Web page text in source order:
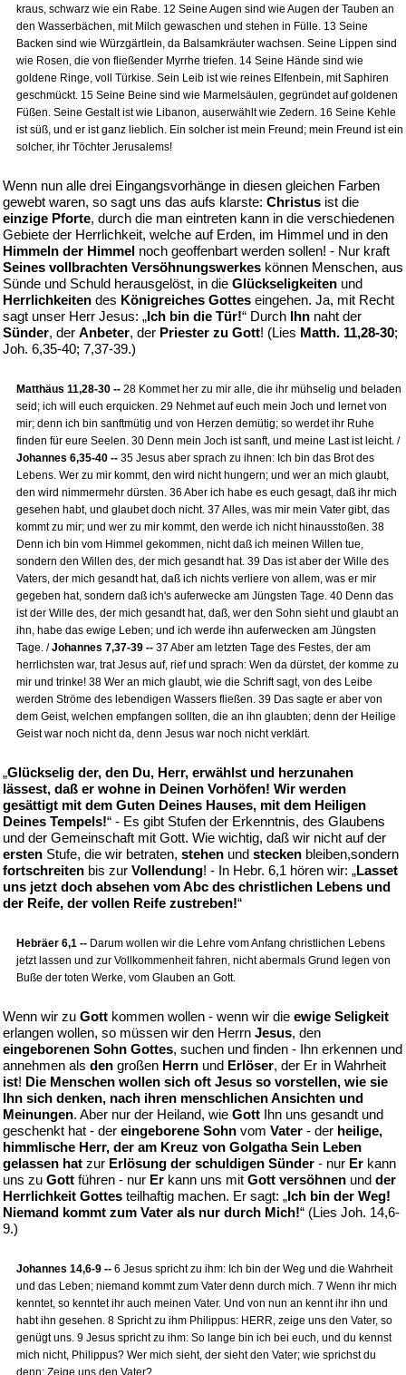
kraus, schwarz wie ein Rabe. 12 Seine Augen sind wie Augen der Tauben an
den Wasserbächen, mit Milch gewaschen und stehen in Fülle. 13 Seine
Backen sind wie Würzgärtlein, da Balsamkräuter wachsen. Seine Lippen sind
wie Rosen, die von fließender Myrrhe triefen. 14 Seine Hände sind wie
goldene Ringe, voll Türkise. Sein Leib ist wie reines Elfenbein, mit Saphiren
geschmückt. 15 Seine Beine sind wie Marmelsäulen, gegründet auf goldenen
Füßen. Seine Gestalt ist wie Libanon, auserwählt wie Zedern. 16 Seine Kehle
ist süß, und er ist ganz lieblich. Ein solcher ist mein Freund; mein Freund ist ein
solcher, ihr Töchter Jerusalems!
Wenn nun alle drei Eingangsvorhänge in diesen gleichen Farben
gewebt waren, so sagt uns das aufs klarste: Christus ist die
einzige Pforte, durch die man eintreten kann in die verschiedenen
Gebiete der Herrlichkeit, welche auf Erden, im Himmel und in den
Himmeln der Himmel noch geoffenbart werden sollen! - Nur kraft
Seines vollbrachten Versöhnungswerkes können Menschen, aus
Sünde und Schuld herausgelöst, in die Glückseligkeiten und
Herrlichkeiten des Königreiches Gottes eingehen. Ja, mit Recht
sagt unser Herr Jesus: „Ich bin die Tür!“ Durch Ihn naht der
Sünder, der Anbeter, der Priester zu Gott! (Lies Matth. 11,28-30;
Joh. 6,35-40; 7,37-39.)
Matthäus 11,28-30 -- 28 Kommet her zu mir alle, die ihr mühselig und beladen
seid; ich will euch erquicken. 29 Nehmet auf euch mein Joch und lernet von
mir; denn ich bin sanftmütig und von Herzen demütig; so werdet ihr Ruhe
finden für eure Seelen. 30 Denn mein Joch ist sanft, und meine Last ist leicht. /
Johannes 6,35-40 -- 35 Jesus aber sprach zu ihnen: Ich bin das Brot des
Lebens. Wer zu mir kommt, den wird nicht hungern; und wer an mich glaubt,
den wird nimmermehr dürsten. 36 Aber ich habe es euch gesagt, daß ihr mich
gesehen habt, und glaubet doch nicht. 37 Alles, was mir mein Vater gibt, das
kommt zu mir; und wer zu mir kommt, den werde ich nicht hinausstoßen. 38
Denn ich bin vom Himmel gekommen, nicht daß ich meinen Willen tue,
sondern den Willen des, der mich gesandt hat. 39 Das ist aber der Wille des
Vaters, der mich gesandt hat, daß ich nichts verliere von allem, was er mir
gegeben hat, sondern daß ich's auferwecke am Jüngsten Tage. 40 Denn das
ist der Wille des, der mich gesandt hat, daß, wer den Sohn sieht und glaubt an
ihn, habe das ewige Leben; und ich werde ihn auferwecken am Jüngsten
Tage. /Johannes 7,37-39 -- 37 Aber am letzten Tage des Festes, der am
herrlichsten war, trat Jesus auf, rief und sprach: Wen da dürstet, der komme zu
mir und trinke! 38 Wer an mich glaubt, wie die Schrift sagt, von des Leibe
werden Ströme des lebendigen Wassers fließen. 39 Das sagte er aber von
dem Geist, welchen empfangen sollten, die an ihn glaubten; denn der Heilige
Geist war noch nicht da, denn Jesus war noch nicht verklärt.
„Glückselig der, den Du, Herr, erwählst und herzunahen
lässest, daß er wohne in Deinen Vorhöfen! Wir werden
gesättigt mit dem Guten Deines Hauses, mit dem Heiligen
Deines Tempels!“ - Es gibt Stufen der Erkenntnis, des Glaubens
und der Gemeinschaft mit Gott. Wie wichtig, daß wir nicht auf der
ersten Stufe, die wir betraten, stehen und stecken bleiben,sondern
fortschreiten bis zur Vollendung! - In Hebr. 6,1 hören wir: „Lasset
uns jetzt doch absehen vom Abc des christlichen Lebens und
der Reife, der vollen Reife zustreben!“
Hebräer 6,1 -- Darum wollen wir die Lehre vom Anfang christlichen Lebens
jetzt lassen und zur Vollkommenheit fahren, nicht abermals Grund legen von
Buße der toten Werke, vom Glauben an Gott.
Wenn wir zu Gott kommen wollen - wenn wir die ewige Seligkeit
erlangen wollen, so müssen wir den Herrn Jesus, den
eingeborenen Sohn Gottes, suchen und finden - Ihn erkennen und
annehmen als den großen Herrn und Erlöser, der Er in Wahrheit
ist! Die Menschen wollen sich oft Jesus so vorstellen, wie sie
Ihn sich denken, nach ihren menschlichen Ansichten und
Meinungen. Aber nur der Heiland, wie Gott Ihn uns gesandt und
geschenkt hat - der eingeborene Sohn vom Vater - der heilige,
himmlische Herr, der am Kreuz von Golgatha Sein Leben
gelassen hat zur Erlösung der schuldigen Sünder - nur Er kann
uns zu Gott führen - nur Er kann uns mit Gott versöhnen und der
Herrlichkeit Gottes teilhaftig machen. Er sagt: „Ich bin der Weg!
Niemand kommt zum Vater als nur durch Mich!“ (Lies Joh. 14,6-
9.)
Johannes 14,6-9 -- 6 Jesus spricht zu ihm: Ich bin der Weg und die Wahrheit
und das Leben; niemand kommt zum Vater denn durch mich. 7 Wenn ihr mich
kenntet, so kenntet ihr auch meinen Vater. Und von nun an kennt ihr ihn und
habt ihn gesehen. 8 Spricht zu ihm Philippus: HERR, zeige uns den Vater, so
genügt uns. 9 Jesus spricht zu ihm: So lange bin ich bei euch, und du kennst
mich nicht, Philippus? Wer mich sieht, der sieht den Vater; wie sprichst du
denn: Zeige uns den Vater?